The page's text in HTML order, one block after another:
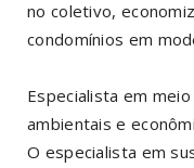
no coletivo,
condomínios em
Especialista em
ambientais e
O especialista em